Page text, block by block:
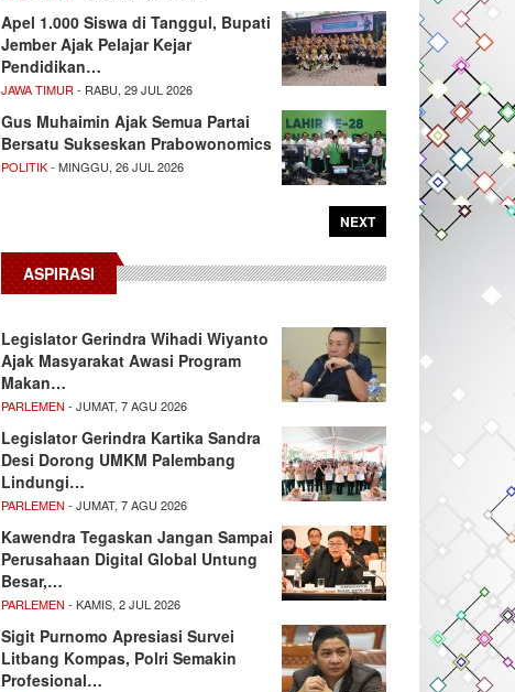
Apel 1.000 Siswa di Tanggul, Bupati
Jember Ajak Pelajar Kejar
Pendidikan…
JAWA TIMUR - RABU, 29 JUL 2026
Gus Muhaimin Ajak Semua Partai
Bersatu Sukseskan Prabowonomics
POLITIK- MINGGU, 26 JUL 2026
NEXT
ASPIRASI
Legislator Gerindra Wihadi Wiyanto
Ajak Masyarakat Awasi Program
Makan…
PARLEMEN - JUMAT, 7 AGU 2026
Legislator Gerindra Kartika Sandra
Desi Dorong UMKM Palembang
Lindungi…
PARLEMEN - JUMAT, 7 AGU 2026
Kawendra Tegaskan Jangan Sampai
Perusahaan Digital Global Untung
Besar,…
PARLEMEN - KAMIS, 2 JUL 2026
Sigit Purnomo Apresiasi Survei
Litbang Kompas, Polri Semakin
Profesional…